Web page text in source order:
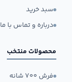
سبد خرید
درباره و تماس با ما
محصولات منتخب
فرش ۷۰۰ شانه